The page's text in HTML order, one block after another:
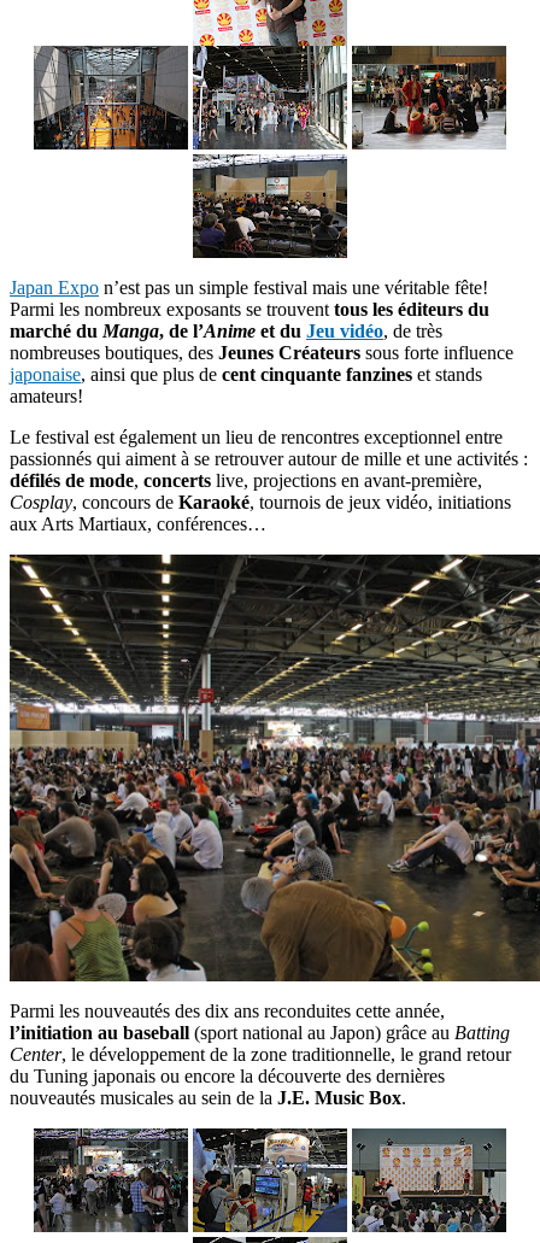
Japan Expo n’est pas un simple festival mais une véritable fête!
Parmi les nombreux exposants se trouvent tous les éditeurs du
marché du Manga, de l’Anime et du Jeu vidéo, de très
nombreuses boutiques, des Jeunes Créateurs sous forte influence
japonaise, ainsi que plus de cent cinquante fanzines et stands
amateurs!
Le festival est également un lieu de rencontres exceptionnel entre
passionnés qui aiment à se retrouver autour de mille et une activités :
défilés de mode, concerts live, projections en avant-première,
Cosplay, concours de Karaoké, tournois de jeux vidéo, initiations
aux Arts Martiaux, conférences…
Parmi les nouveautés des dix ans reconduites cette année,
l’initiation au baseball (sport national au Japon) grâce au Batting
Center, le développement de la zone traditionnelle, le grand retour
du Tuning japonais ou encore la découverte des dernières
nouveautés musicales au sein de la J.E. Music Box.